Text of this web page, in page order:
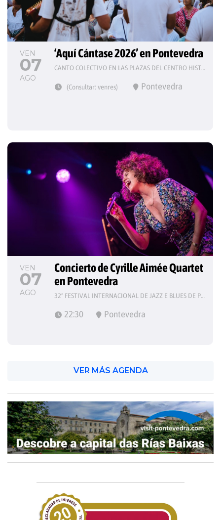
VEN
07
AGO
‘Aquí Cántase 2026’ en Pontevedra
CANTO COLECTIVO EN LAS PLAZAS DEL CENTRO HISTÓRICO
(Consultar: venres) Pontevedra
VEN
07
AGO
Concierto de Cyrille Aimée Quartet
en Pontevedra
32º FESTIVAL INTERNACIONAL DE JAZZ E BLUES DE PONTEVEDRA
22:30 Pontevedra
VER MÁS AGENDA